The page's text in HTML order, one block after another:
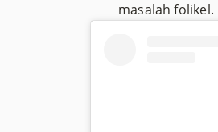
masalah folikel.